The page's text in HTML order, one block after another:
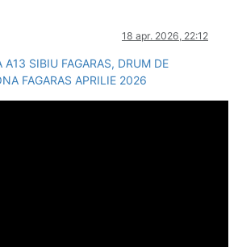
18 apr. 2026, 22:12
A13 SIBIU FAGARAS, DRUM DE
FAGARAS APRILIE 2026